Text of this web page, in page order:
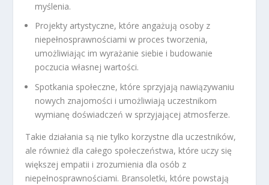
myślenia.
Projekty artystyczne, które angażują osoby z
niepełnosprawnościami w proces tworzenia,
umożliwiając im wyrażanie siebie i budowanie
poczucia własnej wartości.
Spotkania społeczne, które sprzyjają nawiązywaniu
nowych znajomości i umożliwiają uczestnikom
wymianę doświadczeń w sprzyjającej atmosferze.
Takie działania są nie tylko korzystne dla uczestników,
ale również dla całego społeczeństwa, które uczy się
większej empatii i zrozumienia dla osób z
niepełnosprawnościami. Bransoletki, które powstają